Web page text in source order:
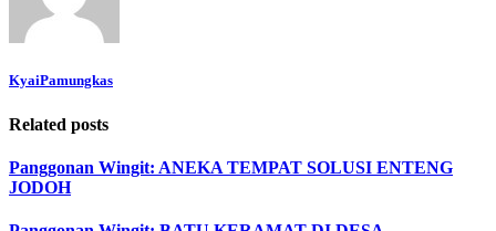
KyaiPamungkas
Related posts
Panggonan Wingit: ANEKA TEMPAT SOLUSI ENTENG
JODOH